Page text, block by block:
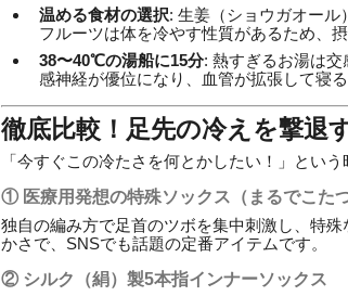
温める食材の選択: 生姜（ショウガオー
フルーツは体を冷やす性質があるため、
38〜40℃の湯船に15分: 熱すぎるお湯は
感神経が優位になり、血管が拡張して寝
徹底比較！足先の冷えを撃退
「今すぐこの冷たさを何とかしたい！」とい
① 医療用発想の特殊ソックス（まるでこた
独自の編み方で足首のツボを集中刺激し、特
かさで、SNSでも話題の定番アイテムです。
② シルク（絹）製5本指インナーソックス